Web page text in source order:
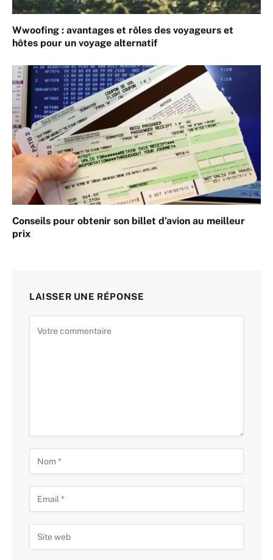
Wwoofing : avantages et rôles des voyageurs et
hôtes pour un voyage alternatif
Conseils pour obtenir son billet d’avion au meilleur
prix
LAISSER UNE RÉPONSE